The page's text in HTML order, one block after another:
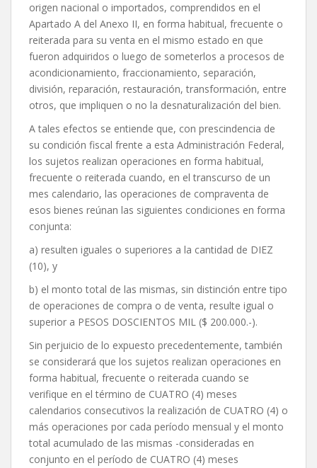
origen nacional o importados, comprendidos en el
Apartado A del Anexo II, en forma habitual, frecuente o
reiterada para su venta en el mismo estado en que
fueron adquiridos o luego de someterlos a procesos de
acondicionamiento, fraccionamiento, separación,
división, reparación, restauración, transformación, entre
otros, que impliquen o no la desnaturalización del bien.
A tales efectos se entiende que, con prescindencia de
su condición fiscal frente a esta Administración Federal,
los sujetos realizan operaciones en forma habitual,
frecuente o reiterada cuando, en el transcurso de un
mes calendario, las operaciones de compraventa de
esos bienes reúnan las siguientes condiciones en forma
conjunta:
a) resulten iguales o superiores a la cantidad de DIEZ
(10), y
b) el monto total de las mismas, sin distinción entre tipo
de operaciones de compra o de venta, resulte igual o
superior a PESOS DOSCIENTOS MIL ($ 200.000.-).
Sin perjuicio de lo expuesto precedentemente, también
se considerará que los sujetos realizan operaciones en
forma habitual, frecuente o reiterada cuando se
verifique en el término de CUATRO (4) meses
calendarios consecutivos la realización de CUATRO (4) o
más operaciones por cada período mensual y el monto
total acumulado de las mismas -consideradas en
conjunto en el período de CUATRO (4) meses